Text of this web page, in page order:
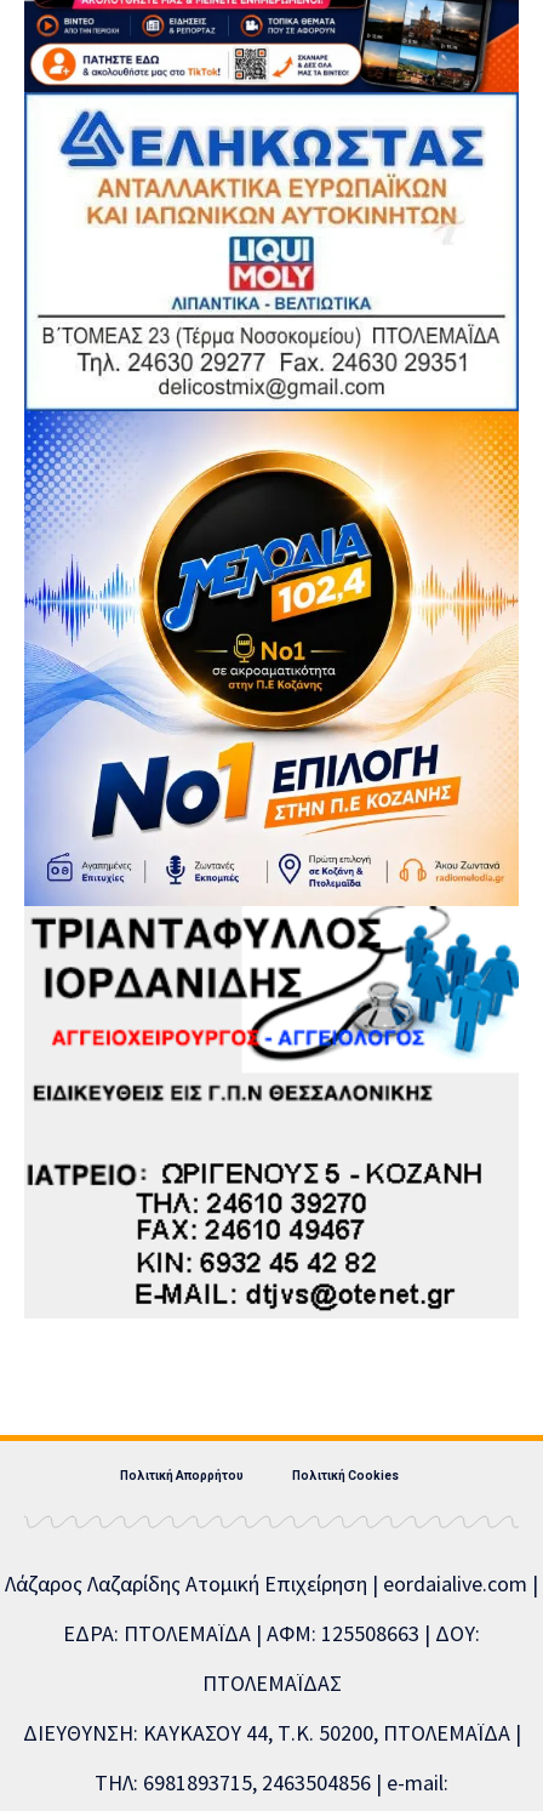
Πολιτική Απορρήτου Πολιτική Cookies
Λάζαρος Λαζαρίδης Ατομική Επιχείρηση | eordaialive.com |
ΕΔΡΑ: ΠΤΟΛΕΜΑΪΔΑ | ΑΦΜ: 125508663 | ΔΟΥ:
ΠΤΟΛΕΜΑΪΔΑΣ
ΔΙΕΥΘΥΝΣΗ: ΚΑΥΚΑΣΟΥ 44, Τ.Κ. 50200, ΠΤΟΛΕΜΑΪΔΑ |
ΤΗΛ: 6981893715, 2463504856 | e-mail: